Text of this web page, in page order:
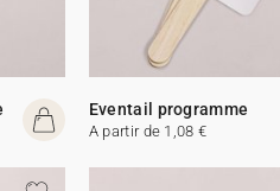
Eventail programme
A partir de 1,08 €